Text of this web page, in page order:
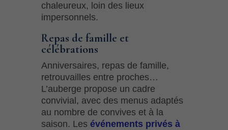
chaleureux, loin des lieux
impersonnels.
Repas de famille et
célébrations
Anniversaires, repas de famille,
retrouvailles entre proches…
L’auberge propose un cadre
convivial, avec des menus adaptés
au nombre de convives et à la
saison. Les événements privés à